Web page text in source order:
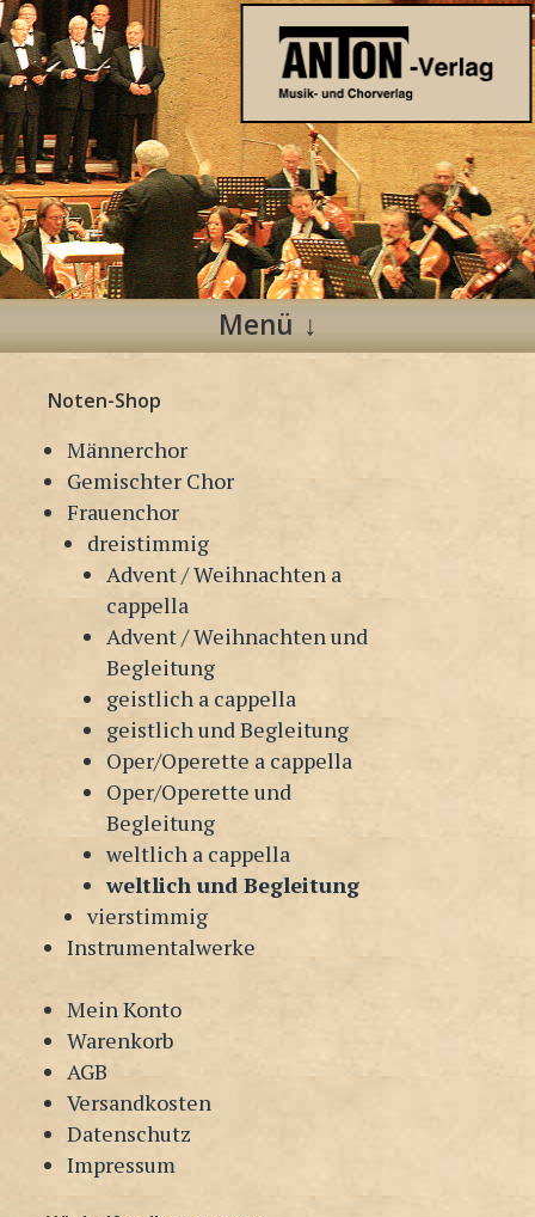
Anton Verlag
Musik- und Chorverlag
Menü
Inhalt
springen
Noten-Shop
Männerchor
Gemischter Chor
Frauenchor
dreistimmig
Advent / Weihnachten a
cappella
Advent / Weihnachten und
Begleitung
geistlich a cappella
geistlich und Begleitung
Oper/Operette a cappella
Oper/Operette und
Begleitung
weltlich a cappella
weltlich und Begleitung
vierstimmig
Instrumentalwerke
Mein Konto
Warenkorb
AGB
Versandkosten
Datenschutz
Impressum